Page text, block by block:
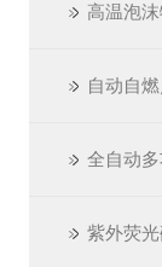
高温泡
自动自
全自动
紫外荧